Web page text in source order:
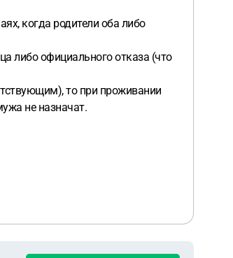
когда родители оба либо
либо официального отказа (что
то при проживании
не назначат.